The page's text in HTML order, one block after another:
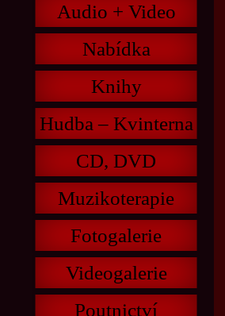
Audio + Video
Nabídka
Knihy
Hudba – Kvinterna
CD, DVD
Muzikoterapie
Fotogalerie
Videogalerie
Poutnictví